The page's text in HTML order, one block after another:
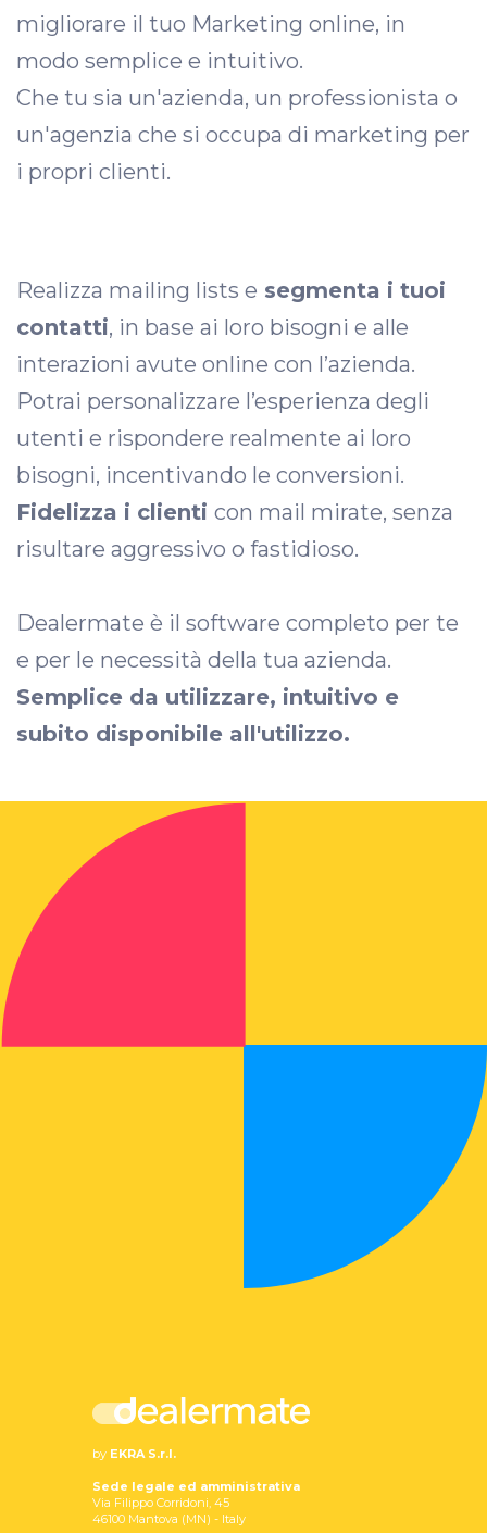
migliorare il tuo Marketing online, in
modo semplice e intuitivo.
Che tu sia un'azienda, un professionista o
un'agenzia che si occupa di marketing per
i propri clienti.
Realizza mailing lists e segmenta i tuoi
contatti, in base ai loro bisogni e alle
interazioni avute online con l’azienda.
Potrai personalizzare l’esperienza degli
utenti e rispondere realmente ai loro
bisogni, incentivando le conversioni.
Fidelizza i clienti con mail mirate, senza
risultare aggressivo o fastidioso.
Dealermate è il software completo per te
e per le necessità della tua azienda.
Semplice da utilizzare, intuitivo e
subito disponibile all'utilizzo.
by EKRA S.r.l.
Sede legale ed amministrativa
Via Filippo Corridoni, 45
46100 Mantova (MN) - Italy